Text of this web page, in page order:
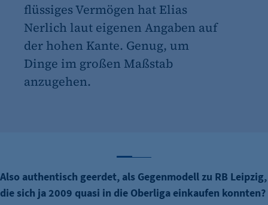
flüssiges Vermögen hat Elias
Nerlich laut eigenen Angaben auf
der hohen Kante. Genug, um
Dinge im großen Maßstab
anzugehen.
Also authentisch geerdet, als Gegenmodell zu RB Leipzig,
die sich ja 2009 quasi in die Oberliga einkaufen konnten?